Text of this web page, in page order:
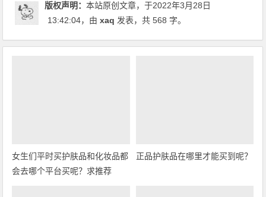
版权声明：本站原创文章，于2022年3月28日
13:42:04，由xaq 发表，共 568 字。
女生们平时买护肤品和化妆品都
会去哪个平台买呢？求推荐
正品护肤品在哪里才能买到呢？